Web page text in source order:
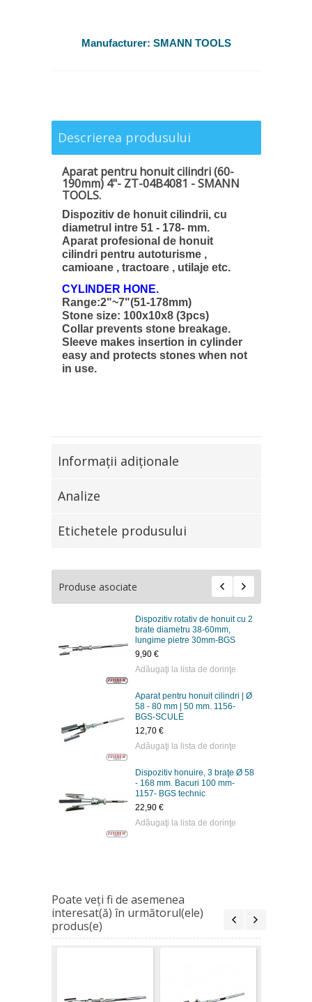
Manufacturer: SMANN TOOLS
Descrierea produsului
Aparat pentru honuit cilindri (60-
190mm) 4"- ZT-04B4081 - SMANN
TOOLS.
Dispozitiv de honuit cilindrii, cu
diametrul intre 51 - 178- mm.
Aparat profesional de honuit
cilindri pentru autoturisme ,
camioane , tractoare , utilaje etc.
CYLINDER HONE.
Range:2"~7"(51-178mm)
Stone size: 100x10x8 (3pcs)
Collar prevents stone breakage.
Sleeve makes insertion in cylinder
easy and protects stones when not
in use.
Informaţii adiţionale
Analize
Etichetele produsului
Produse asociate
Dispozitiv rotativ de honuit cu 2
brate diametru 38-60mm,
lungime pietre 30mm-BGS
9,90 €
Adăugaţi la lista de dorinţe
Aparat pentru honuit cilindri | Ø
58 - 80 mm | 50 mm. 1156-
BGS-SCULE
12,70 €
Adăugaţi la lista de dorinţe
Dispozitiv honuire, 3 braţe Ø 58
- 168 mm. Bacuri 100 mm-
1157- BGS technic
22,90 €
Adăugaţi la lista de dorinţe
Poate veţi fi de asemenea
interesat(ă) în următorul(ele)
produs(e)